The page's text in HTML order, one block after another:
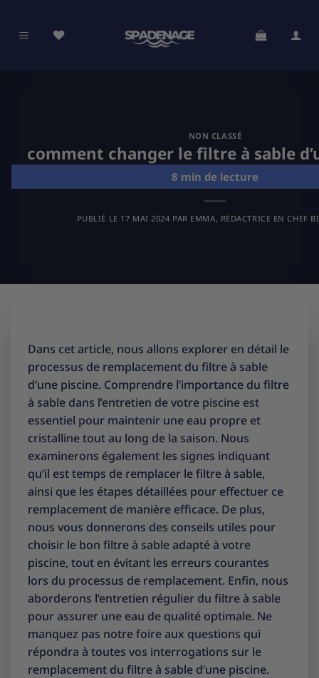
contenu
NON CLASSÉ
comment changer le filtre à sable
PUBLIÉ LE 17 MAI 2024 PAR EMMA, RÉDACTRICE EN CHEF
Dans cet article, nous allons explorer en détail le
processus de remplacement du filtre à sable
d’une piscine. Comprendre l’importance du filtre
à sable dans l’entretien de votre piscine est
essentiel pour maintenir une eau propre et
cristalline tout au long de la saison. Nous
examinerons également les signes indiquant
qu’il est temps de remplacer le filtre à sable,
ainsi que les étapes détaillées pour effectuer ce
remplacement de manière efficace. De plus,
nous vous donnerons des conseils utiles pour
choisir le bon filtre à sable adapté à votre
piscine, tout en évitant les erreurs courantes
lors du processus de remplacement. Enfin, nous
aborderons l’entretien régulier du filtre à sable
pour assurer une eau de qualité optimale. Ne
manquez pas notre foire aux questions qui
répondra à toutes vos interrogations sur le
remplacement du filtre à sable d’une piscine.